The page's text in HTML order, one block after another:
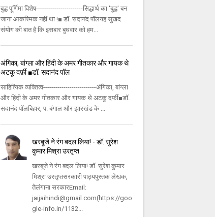
बुद्ध पूर्णिमा विशेष-----------------------सिद्धार्थ का 'बुद्ध' बन
जाना आकस्मिक नहीं था !■ डॉ. सदानंद पॉलयह सुखद
संयोग की बात है कि इसबार बुधवार को हम...
अंगिका, बांग्ला और हिंदी के अमर गीतकार और गायक थे
अटकू दर्फ़ी ■डॉ. सदानंद पॉल
साहित्यिक व्यक्तित्व--------------------------अंगिका, बांग्ला
और हिंदी के अमर गीतकार और गायक थे अटकू दर्फ़ी■डॉ.
सदानंद पॉलबिहार, प. बंगाल और झारखंड के ...
खरबूजे ने रंग बदल लिया! - डॉ. सुरेश
कुमार मिश्रा उरतृप्त
खरबूजे ने रंग बदल लिया! डॉ. सुरेश कुमार
मिश्रा उरतृप्तसरकारी पाठ्यपुस्तक लेखक,
तेलंगाना सरकारEmail:
jaijaihindi@gmail.com(https://goo
gle-info.in/1132...